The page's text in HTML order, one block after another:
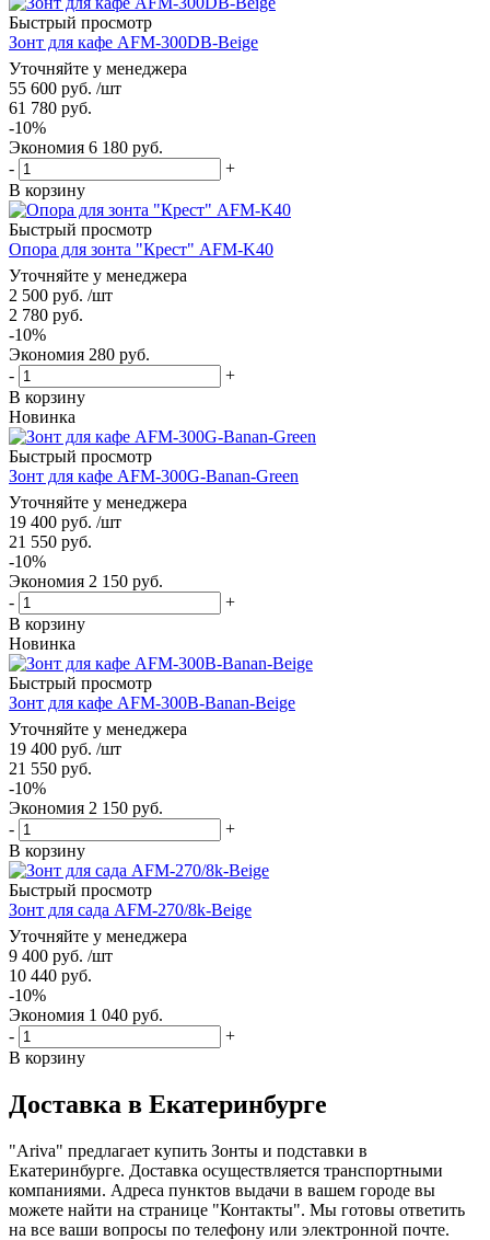
Быстрый просмотр
Зонт для кафе AFM-300DB-Beige
Уточняйте у менеджера
55 600 руб. /шт
61 780 руб.
-10%
Экономия 6 180 руб.
-
+
В корзину
Быстрый просмотр
Опора для зонта "Крест" AFM-K40
Уточняйте у менеджера
2 500 руб. /шт
2 780 руб.
-10%
Экономия 280 руб.
-
+
В корзину
Новинка
Быстрый просмотр
Зонт для кафе AFM-300G-Banan-Green
Уточняйте у менеджера
19 400 руб. /шт
21 550 руб.
-10%
Экономия 2 150 руб.
-
+
В корзину
Новинка
Быстрый просмотр
Зонт для кафе AFM-300B-Banan-Beige
Уточняйте у менеджера
19 400 руб. /шт
21 550 руб.
-10%
Экономия 2 150 руб.
-
+
В корзину
Быстрый просмотр
Зонт для сада AFM-270/8k-Beige
Уточняйте у менеджера
9 400 руб. /шт
10 440 руб.
-10%
Экономия 1 040 руб.
-
+
В корзину
Доставка в Екатеринбурге
"Ariva" предлагает купить Зонты и подставки в
Екатеринбурге. Доставка осуществляется транспортными
компаниями. Адреса пунктов выдачи в вашем городе вы
можете найти на странице "Контакты". Мы готовы ответить
на все ваши вопросы по телефону или электронной почте.